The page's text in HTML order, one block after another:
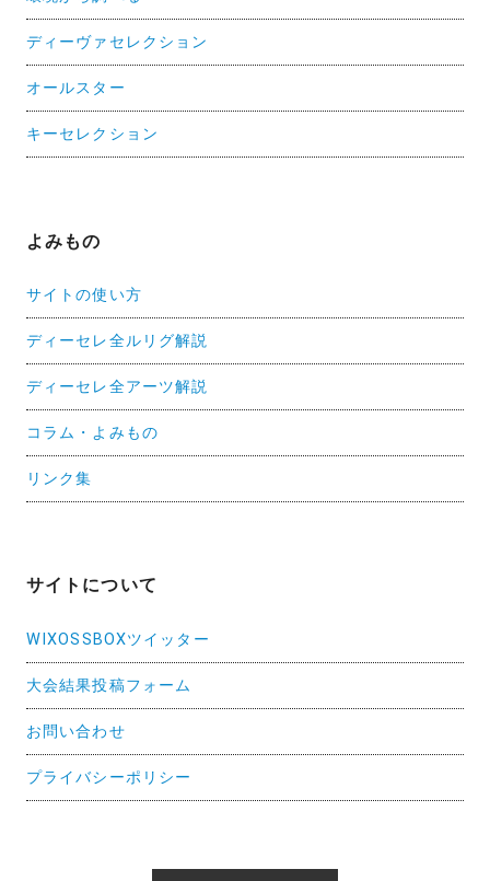
ディーヴァセレクション
オールスター
キーセレクション
よみもの
サイトの使い方
ディーセレ全ルリグ解説
ディーセレ全アーツ解説
コラム・よみもの
リンク集
サイトについて
WIXOSSBOXツイッター
大会結果投稿フォーム
お問い合わせ
プライバシーポリシー